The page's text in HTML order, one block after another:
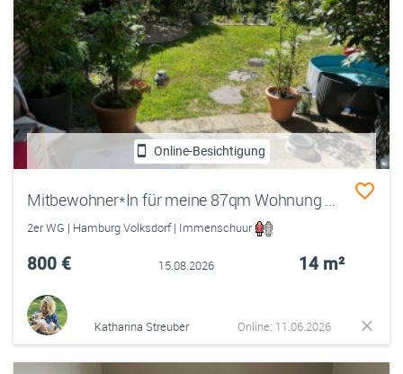
Online-Besichtigung
Mitbewohner*In für meine 87qm Wohnung mit Terrasse und Garten im Norden Hamburgs gesucht
2er WG | Hamburg Volksdorf | Immenschuur
800 € 15.08.2026 14 m²
Katharina Streuber Online: 11.06.2026